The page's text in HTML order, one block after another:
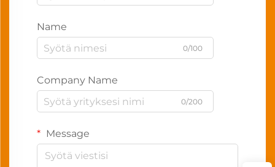
Name
0/100
Company Name
0/200
Message